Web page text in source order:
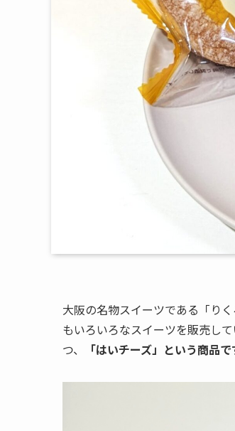
大阪の名物スイーツである「り
もいろいろなスイーツを販売し
つ、
「はいチーズ」という商品で